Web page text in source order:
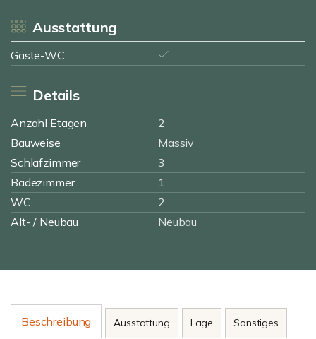
Ausstattung
Gäste-WC
Details
Anzahl Etagen
2
Bauweise
Massiv
Schlafzimmer
3
Badezimmer
1
WC
2
Alt- / Neubau
Neubau
Beschreibung Ausstattung Lage Sonstiges